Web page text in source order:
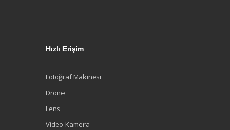
Hızlı Erişim
Fotoğraf Makinesi
Drone
Lens
Video Kamera